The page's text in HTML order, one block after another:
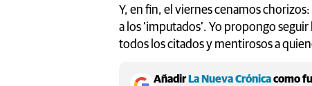
Y, en fin, el viernes cenamos
a los ‘imputados’. Yo propongo
todos los citados y mentirosos a
Añadir La Nueva Crónicacomo